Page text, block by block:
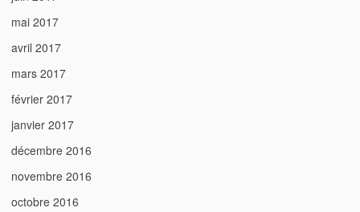
mai 2017
avril 2017
mars 2017
février 2017
janvier 2017
décembre 2016
novembre 2016
octobre 2016